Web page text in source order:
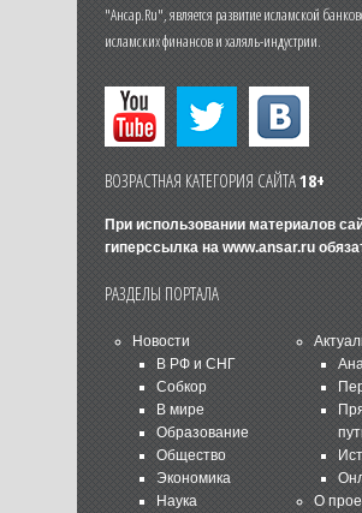
"Ансар.Ru", является развитие исламской
исламских финансов и халяль-индустрии.
ВОЗРАСТНАЯ КАТЕГОРИЯ САЙТА18+
При использовании материалов
гиперссылка на www.ansar.ru
РАЗДЕЛЫ ПОРТАЛА
Новости
В РФ и СНГ
Собкор
В мире
Образование
Общество
Экономика
Наука
О